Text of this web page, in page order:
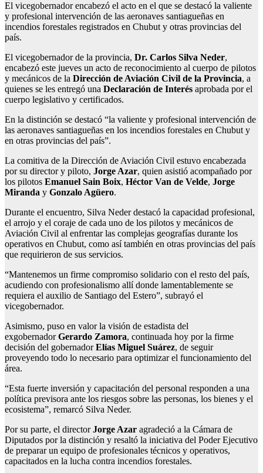
El vicegobernador encabezó el acto en el que se destacó la valiente
y profesional intervención de las aeronaves santiagueñas en
incendios forestales registrados en Chubut y otras provincias del
país.
El vicegobernador de la provincia, Dr. Carlos Silva Neder,
encabezó este jueves un acto de reconocimiento al cuerpo de pilotos
y mecánicos de la Dirección de Aviación Civil de la Provincia, a
quienes se les entregó una Declaración de Interés aprobada por el
cuerpo legislativo y certificados.
En la distinción se destacó “la valiente y profesional intervención de
las aeronaves santiagueñas en los incendios forestales en Chubut y
en otras provincias del país”.
La comitiva de la Dirección de Aviación Civil estuvo encabezada
por su director y piloto, Jorge Azar, quien asistió acompañado por
los pilotos Emanuel Sain Boix, Héctor Van de Velde, Jorge
Miranda y Gonzalo Agüero.
Durante el encuentro, Silva Neder destacó la capacidad profesional,
el arrojo y el coraje de cada uno de los pilotos y mecánicos de
Aviación Civil al enfrentar las complejas geografías durante los
operativos en Chubut, como así también en otras provincias del país
que requirieron de sus servicios.
“Mantenemos un firme compromiso solidario con el resto del país,
acudiendo con profesionalismo allí donde lamentablemente se
requiera el auxilio de Santiago del Estero”, subrayó el
vicegobernador.
Asimismo, puso en valor la visión de estadista del
exgobernadorGerardo Zamora, continuada hoy por la firme
decisión del gobernadorElías Miguel Suárez, de seguir
proveyendo todo lo necesario para optimizar el funcionamiento del
área.
“Esta fuerte inversión y capacitación del personal responden a una
política previsora ante los riesgos sobre las personas, los bienes y el
ecosistema”, remarcó Silva Neder.
Por su parte, el directorJorge Azar agradeció a la Cámara de
Diputados por la distinción y resaltó la iniciativa del Poder Ejecutivo
de preparar un equipo de profesionales técnicos y operativos,
capacitados en la lucha contra incendios forestales.